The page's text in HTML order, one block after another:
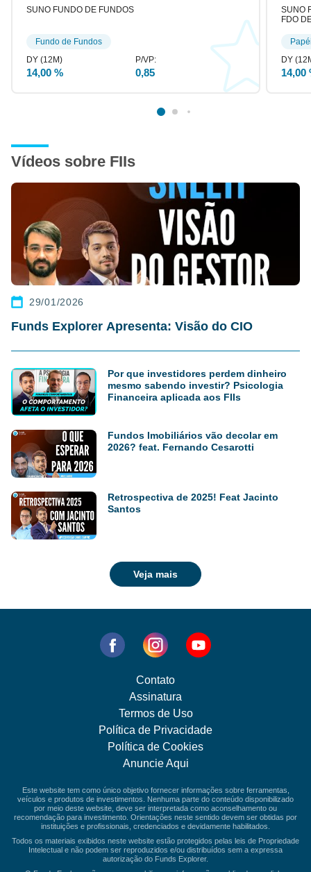
SUNO FUNDO DE FUNDOS
14,00 % 0,85
Fundo de Fundos
SUNO
FDO
14,00
Vídeos sobre FIIs
29/01/2026
Funds Explorer Apresenta: Visão do CIO
Por que investidores perdem dinheiro
mesmo sabendo investir? Psicologia
Financeira aplicada aos FIIs
Fundos Imobiliários vão decolar em
2026? feat. Fernando Cesarotti
Retrospectiva de 2025! Feat Jacinto
Santos
Veja mais
Contato
Assinatura
Termos de Uso
Política de Privacidade
Política de Cookies
Anuncie Aqui
Este website tem como único objetivo fornecer informações sobre ferramentas,
veículos e produtos de investimentos. Nenhuma parte do conteúdo disponibilizado
por meio deste website, deve ser interpretada como aconselhamento ou
recomendação para investimento. Orientações neste sentido devem ser obtidas por
instituições e profissionais, credenciados e devidamente habilitados.
Todos os materiais exibidos neste website estão protegidos pelas leis de Propriedade
Intelectual e não podem ser reproduzidos e/ou distribuídos sem a expressa
autorização do Funds Explorer.